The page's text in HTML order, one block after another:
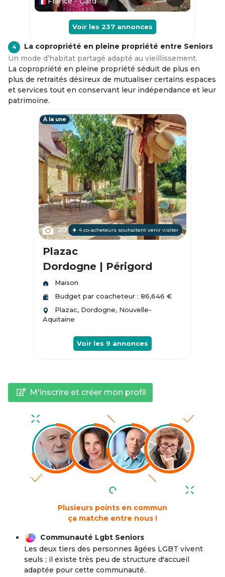
Voir les 237 annonces
4
La copropriété en pleine propriété entre Seniors
Un mode d’habitat partagé adapté au vieillissement.
La copropriété en pleine propriété séduit de plus en
plus de retraités désireux de mutualiser certains espaces
et services tout en conservant leur indépendance et leur
patrimoine.
À la une
20 4 co-acheteurs souhaitent venir visiter
Plazac
Dordogne | Périgord
Maison
Budget par coacheteur : 86,646 €
Plazac, Dordogne, Nouvelle-
Aquitaine
Voir les 9 annonces
M'inscrire et créer mon profil
Plusieurs points en commun
ça matche entre nous !
Communauté Lgbt Seniors
Les deux tiers des personnes âgées LGBT vivent
seuls ; il existe très peu de structure d'accueil
adaptée pour cette communauté.